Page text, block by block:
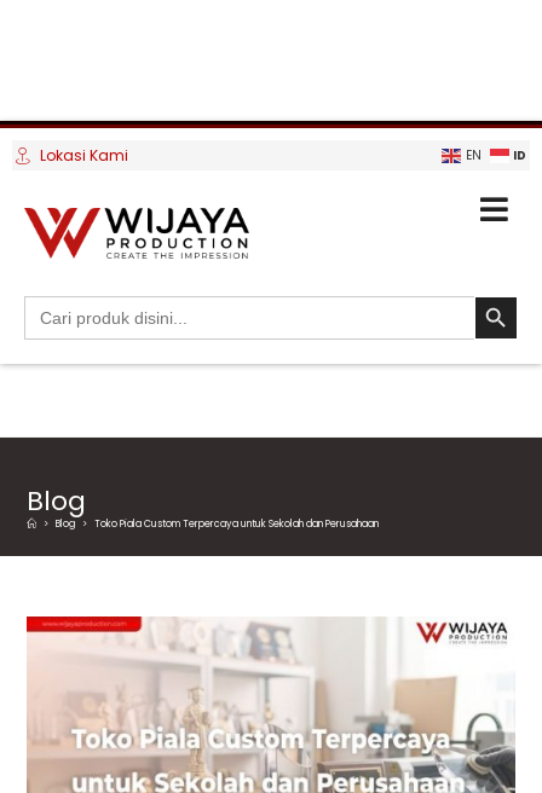
Lokasi Kami EN ID
Search
for:
SEARCH
Blog
> Blog > Toko Piala Custom Terpercaya untuk Sekolah dan Perusahaan